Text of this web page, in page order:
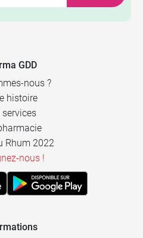
2 x 75 ml
GDD
nous ?
histoire
services
Rhum 2022
nous !